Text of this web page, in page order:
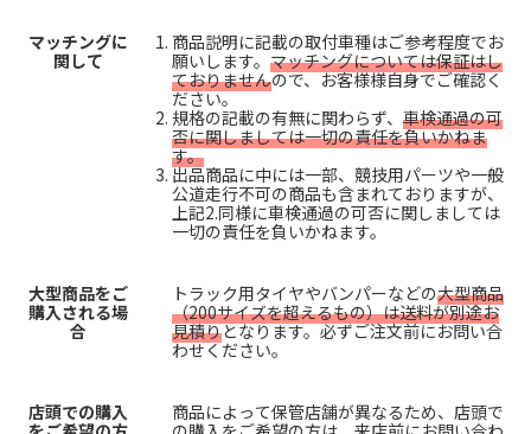
マッチングに
関して
商品説明に記載の取付車種はご参考程度でお
願いします。 マッチングについては保証はし
ておりませんので、お客様様自身でご確認く
ださい。
規格の記載の有無に関わらず、 車検通過の可
否に関しましては一切の責任を負いかねま
す。
出品商品に中には一部、競技用パーツや一般
公道走行不可の商品も含まれておりますが、
上記2.同様に車検通過の可否に関しましては
一切の責任を負いかねます。
大型商品をご
購入される場
合
トラック用タイヤやバンパーなどの大型商品
（200サイズを超えるもの）は送料が別途お
見積りとなります。必ずご注文前にお問い合
わせください。
店頭での購入
商品によって保管店舗が異なるため、店頭で